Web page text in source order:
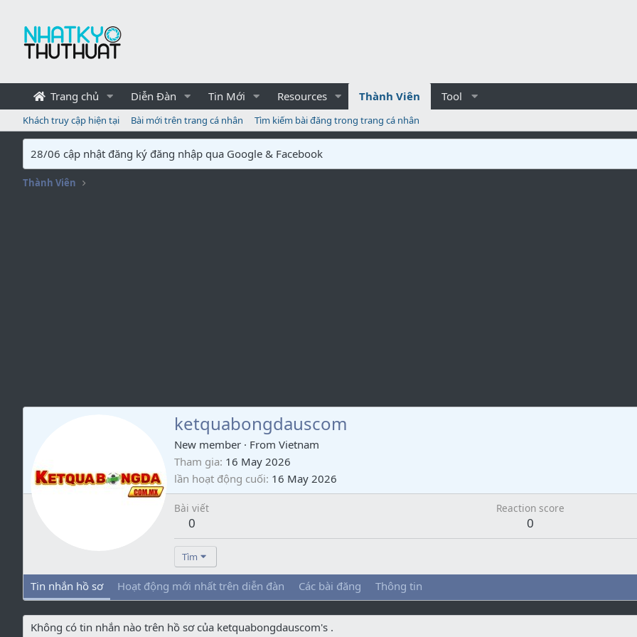
Trang chủ Diễn Đàn Tin Mới Resources Thành Viên Tool
Khách truy cập hiện tại Bài mới trên trang cá nhân Tìm kiếm bài đăng trong trang cá nhân
28/06 cập nhật đăng ký đăng nhập qua Google & Facebook
Thành Viên
ketquabongdauscom
New member · From Vietnam
Tham gia 16 May 2026
lần hoạt động cuối 16 May 2026
Bài viết
0
Reaction score
0
Tìm
Tin nhắn hồ sơ Hoạt động mới nhất trên diễn đàn Các bài đăng Thông tin
Không có tin nhắn nào trên hồ sơ của ketquabongdauscom's .